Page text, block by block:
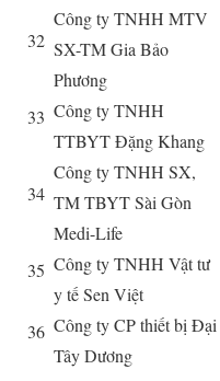
32
Công ty TNHH MTV
SX-TM Gia Bảo
Phương
33 Công ty TNHH
TTBYT Đặng Khang
34
Công ty TNHH SX,
TM TBYT Sài Gòn
Medi-Life
35 Công ty TNHH Vật tư
y tế Sen Việt
36 Công ty CP thiết bị Đại
Tây Dương